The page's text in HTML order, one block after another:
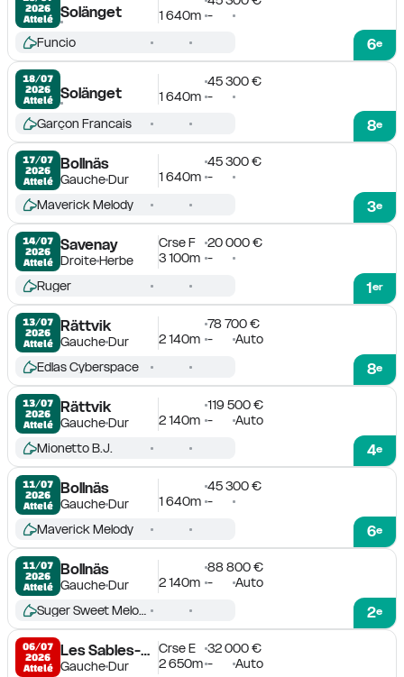
2026
Attelé
Solänget
1 640m -
6e
Funcio
18/07
2026
Attelé
Solänget
45 300 €
1 640m -
8e
Garçon Francais
17/07
2026
Attelé
Bollnäs
GaucheDur
45 300 €
1 640m -
3e
Maverick Melody
14/07
2026
Attelé
Savenay
DroiteHerbe
Crse F
20 000 €
3 100m -
1er
Ruger
13/07
2026
Attelé
Rättvik
GaucheDur
78 700 €
2 140m - Auto
8e
Edlas Cyberspace
13/07
2026
Attelé
Rättvik
GaucheDur
119 500 €
2 140m - Auto
4e
Mionetto B.J.
11/07
2026
Attelé
Bollnäs
GaucheDur
45 300 €
1 640m -
6e
Maverick Melody
11/07
2026
Attelé
Bollnäs
GaucheDur
88 800 €
2 140m - Auto
2e
Suger Sweet Melody
06/07
2026
Attelé
Les Sables-d'Olonne
GaucheDur
Crse E
32 000 €
2 650m - Auto